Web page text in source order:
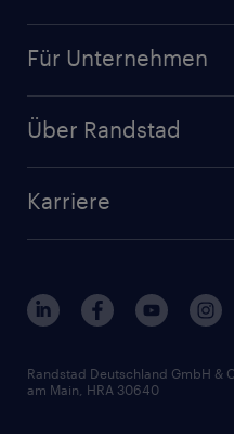
Initiativbewerbung
Randstad Akademie
Für Unternehmen
Branchen
Über Randstad
Interne Karriere
FAQ - Bewerber / Kunden
Zertifikate und
Karriere
Berufsprofile
Gehaltsthemen
Bewerbungsratgeber
Randstad Deutschland GmbH &
am Main, HRA 30640